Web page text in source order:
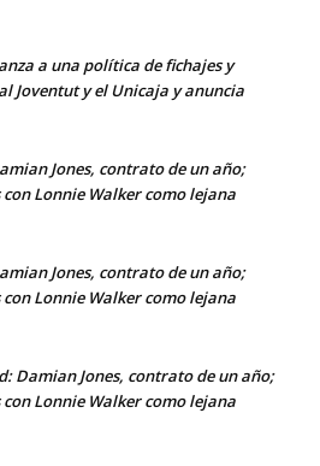
a una política de fichajes y
Joventut y el Unicaja y anuncia
Jones, contrato de un año;
Lonnie Walker como lejana
Jones, contrato de un año;
Lonnie Walker como lejana
Damian Jones, contrato de un año;
Lonnie Walker como lejana